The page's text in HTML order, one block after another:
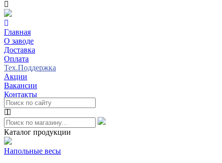
Главная
О заводе
Доставка
Оплата
Тех.Поддержка
Акции
Вакансии
Контакты
Каталог продукции
Напольные весы